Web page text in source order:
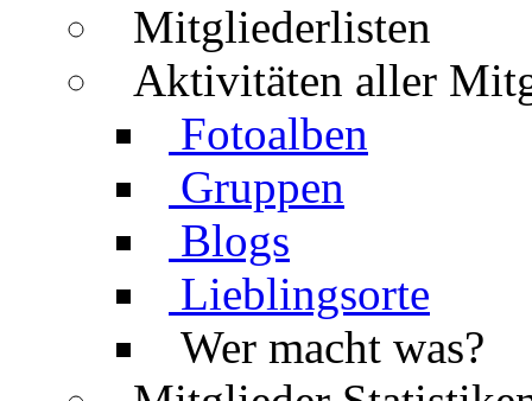
Mitgliederlisten
Aktivitäten aller
Fotoalben
Gruppen
Blogs
Lieblingsorte
Wer macht was?